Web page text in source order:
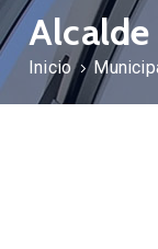
Alcalde
Inicio